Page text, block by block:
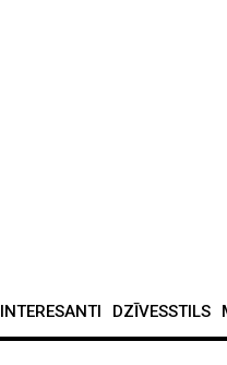
INTERESANTI DZĪVESSTILS